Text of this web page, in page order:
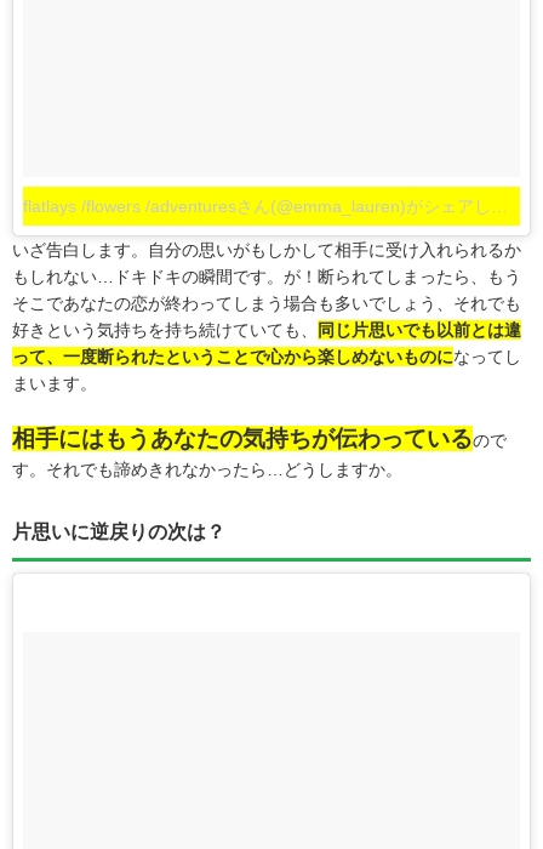
いざ告白します。自分の思いがもしかして相手に受け入れられるか
もしれない…ドキドキの瞬間です。が！断られてしまったら、もう
そこであなたの恋が終わってしまう場合も多いでしょう、それでも
好きという気持ちを持ち続けていても、
同じ片思いでも以前とは違
って、一度断られたということで心から楽しめないものになってし
まいます。
相手にはもうあなたの気持ちが伝わっているので
す。それでも諦めきれなかったら…どうしますか。
片思いに逆戻りの次は？